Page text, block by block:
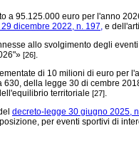
95.125.000 euro per l'anno
29 dicembre 2022, n. 197, e
allo svolgimento degli
[26].
di 10 milioni di euro per
della legge 30 di cembre
territoriale [27].
decreto-legge 30 giugno 2025,
per eventi sportivi di